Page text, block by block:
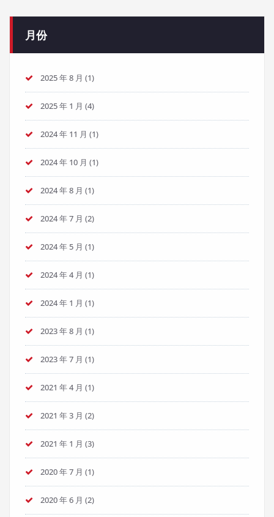
月份
2025 年 8 月 (1)
2025 年 1 月 (4)
2024 年 11 月 (1)
2024 年 10 月 (1)
2024 年 8 月 (1)
2024 年 7 月 (2)
2024 年 5 月 (1)
2024 年 4 月 (1)
2024 年 1 月 (1)
2023 年 8 月 (1)
2023 年 7 月 (1)
2021 年 4 月 (1)
2021 年 3 月 (2)
2021 年 1 月 (3)
2020 年 7 月 (1)
2020 年 6 月 (2)